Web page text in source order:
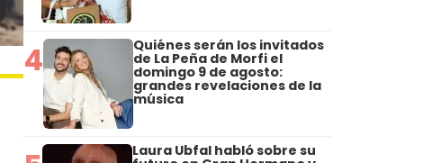
4 Quiénes serán los invitados
de La Peña de Morfi el
domingo 9 de agosto:
grandes revelaciones de la
música
Laura Ubfal habló sobre su